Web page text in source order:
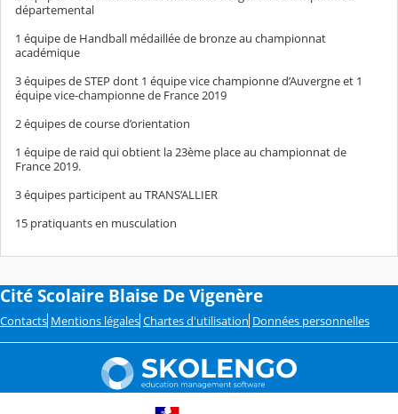
départemental
1 équipe de Handball médaillée de bronze au championnat
académique
3 équipes de STEP dont 1 équipe vice championne d’Auvergne et 1
équipe vice-championne de France 2019
2 équipes de course d’orientation
1 équipe de raid qui obtient la 23ème place au championnat de
France 2019.
3 équipes participent au TRANS’ALLIER
15 pratiquants en musculation
Cité Scolaire Blaise De Vigenère
Contacts Mentions légales Chartes d'utilisation Données personnelles